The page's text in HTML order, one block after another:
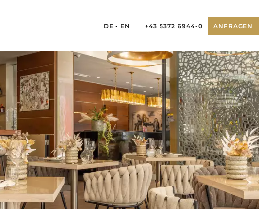
DE EN +43 5372 6944-0 ANFRAGEN